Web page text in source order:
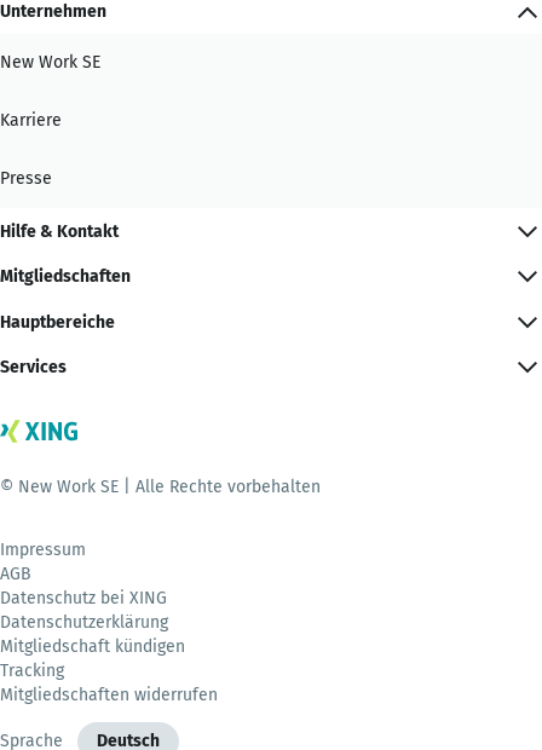
Unternehmen
New Work SE
Karriere
Presse
Hilfe & Kontakt
Mitgliedschaften
Hauptbereiche
Services
© New Work SE | Alle Rechte vorbehalten
Impressum
AGB
Datenschutz bei XING
Datenschutzerklärung
Mitgliedschaft kündigen
Tracking
Mitgliedschaften widerrufen
Sprache Deutsch